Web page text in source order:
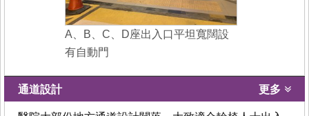
A、B、C、D座出入口平坦寬闊設
有自動門
通道設計 更多